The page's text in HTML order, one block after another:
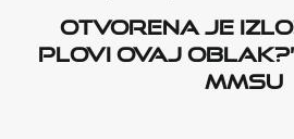
Otvorena je
plovi ovaj
MMSU